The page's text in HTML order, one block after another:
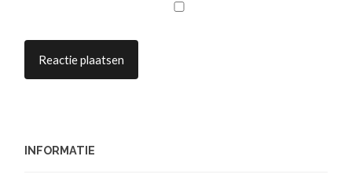
INFORMATIE